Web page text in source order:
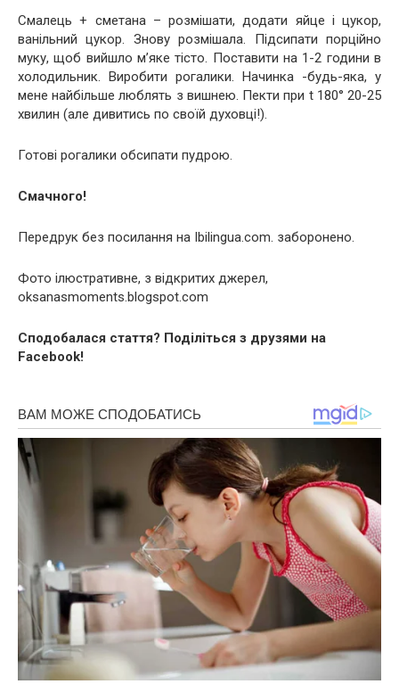
Смалець + сметана – розмішати, додати яйце і цукор,
ванільний цукор. Знову розмішала. Підсипати порційно
муку, щоб вийшло м’яке тісто. Поставити на 1-2 години в
холодильник. Виробити рогалики. Начинка -будь-яка, у
мене найбільше люблять з вишнею. Пекти при t 180° 20-25
хвилин (але дивитись по своїй духовці!).
Готові рогалики обсипати пудрою.
Смачного!
Передрук без посилання на Ibilingua.com. заборонено.
Фото ілюстративне, з відкритих джерел,
oksanasmoments.blogspot.com
Сподобалася стаття? Поділіться з друзями на
Facebook!